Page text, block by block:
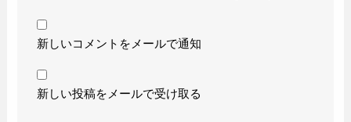
新しいコメントをメールで通知
新しい投稿をメールで受け取る